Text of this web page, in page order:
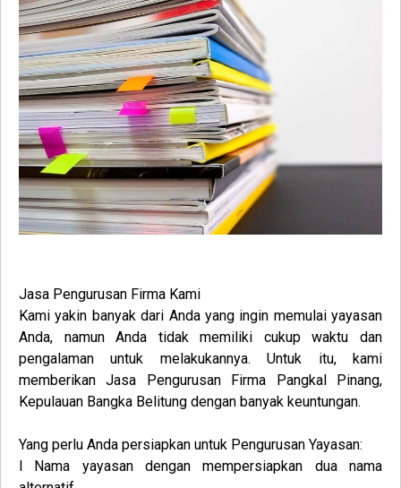
Jasa Pengurusan Firma Kami
Kami yakin banyak dari Anda yang ingin memulai yayasan
Anda, namun Anda tidak memiliki cukup waktu dan
pengalaman untuk melakukannya. Untuk itu, kami
memberikanJasa Pengurusan Firma
Pangkal Pinang,
Kepulauan Bangka Belitung dengan banyak keuntungan.
Yang perlu Anda persiapkan untuk Pengurusan Yayasan:
l Nama yayasan dengan mempersiapkan dua nama